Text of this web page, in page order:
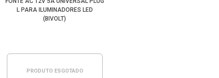
L PARA ILUMINADORES LED
(BIVOLT)
PRODUTO ESGOTADO